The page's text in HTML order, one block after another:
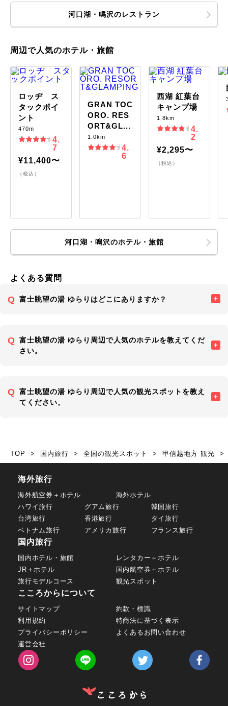
河口湖・鳴沢のレストラン
周辺で人気のホテル・旅館
ロッヂ ス
タックポイ
ント
470m
4.
7
¥11,400〜
（税込）
GRAN TOC
ORO. RES
ORT&GL...
1.0km
4.
6
西湖 紅葉台
キャンプ場
1.8km
4.
2
¥2,295〜
（税込）
河口湖・鳴沢のホテル・旅館
よくある質問
富士眺望の湯 ゆらりはどこにありますか？
富士眺望の湯 ゆらり周辺で人気のホテルを教えてくだ
さい。
富士眺望の湯 ゆらり周辺で人気の観光スポットを教え
てください。
TOP 国内旅行 全国の観光スポット 甲信越地方 観光
海外旅行
海外航空券＋ホテル
海外ホテル
ハワイ旅行
グアム旅行
韓国旅行
台湾旅行
香港旅行
タイ旅行
ベトナム旅行
アメリカ旅行 フランス旅行
国内旅行
国内ホテル・旅館
レンタカー＋ホテル
JR＋ホテル
国内航空券＋ホテル
旅行モデルコース
観光スポット
こころからについて
サイトマップ
約款・標識
利用規約
特商法に基づく表示
プライバシーポリシー
よくあるお問い合わせ
運営会社